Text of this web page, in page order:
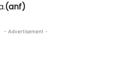
(anf)
- Advertisement -